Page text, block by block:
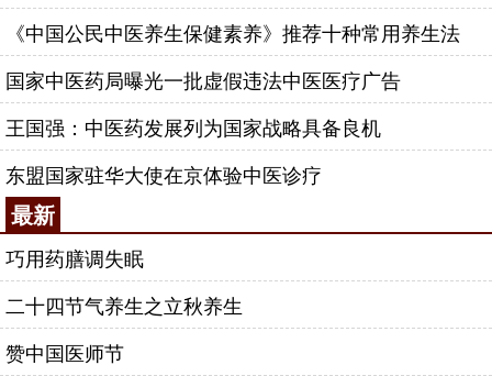
《中国公民中医养生保健素养》推荐十种常用养生法
国家中医药局曝光一批虚假违法中医医疗广告
王国强：中医药发展列为国家战略具备良机
东盟国家驻华大使在京体验中医诊疗
最新
巧用药膳调失眠
二十四节气养生之立秋养生
赞中国医师节